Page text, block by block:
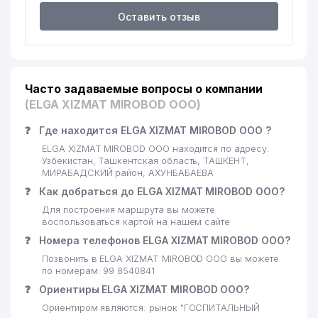
KARATAU SHARAP ООО
22 KANSLER ООО 144 м
24 АСАКА БАНК АКБ
25 KAMILLA EXCLUSIVE ООО 157 м
26 MEMORY TRAINING НОУ 157 м
27 TECHNO MART ООО 160 м
28
OLIMP-BAHOLASH VA
EKSPERTIZA MARKAZI ООО
160 м
29 KANSTIK ООО 160 м
30 MAKSIMA PLYUS ООО 165 м
31 KABULNIYAZOVA O.A. ИндП 165 м
Оставить отзыв
Часто задаваемые вопросы о компании
(ELGA XIZMAT MIROBOD ООО)
❓ Где находится ELGA XIZMAT MIROBOD ООО ?
ELGA XIZMAT MIROBOD ООО находится по адресу:
Узбекистан, Ташкентская область, ТАШКЕНТ,
МИРАБАДСКИЙ район, АХУНБАБАЕВА
❓ Как добраться до ELGA XIZMAT MIROBOD ООО?
Для построения маршрута вы можете
воспользоваться картой на нашем сайте
❓ Номера телефонов ELGA XIZMAT MIROBOD ООО?
Позвонить в ELGA XIZMAT MIROBOD ООО вы можете
по номерам: 99 8540841
❓ Ориентиры ELGA XIZMAT MIROBOD ООО?
Ориентиром являются: рынок "ГОСПИТАЛЬНЫЙ